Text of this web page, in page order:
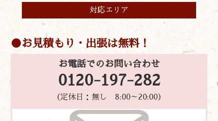
対応エリア
お見積もり・出張は無料！
お電話でのお問い合わせ
0120-197-282
（定休日：無し 8:00～20:00）